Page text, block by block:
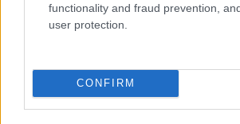
functionality and fraud prevention,
user protection.
CONFIRM
Induláskor, amikor otthon kiléptünk az
nyugodtan a kocsihoz, amíg én
is tettek, én pedig felrohantam az